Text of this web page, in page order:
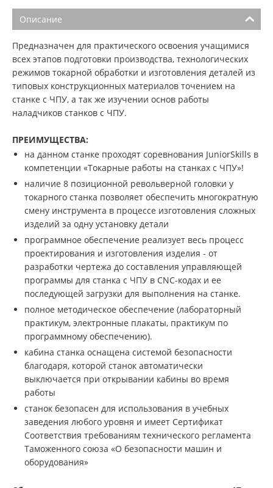
Описание
Предназначен для практического освоения учащимися
всех этапов подготовки производства, технологических
режимов токарной обработки и изготовления деталей из
типовых конструкционных материалов точением на
станке с ЧПУ, а так же изучении основ работы
наладчиков станков с ЧПУ.
ПРЕИМУЩЕСТВА:
на данном станке проходят соревнования JuniorSkills в
компетенции «Токарные работы на станках с ЧПУ»!
наличие 8 позиционной револьверной головки у
токарного станка позволяет обеспечить многократную
смену инструмента в процессе изготовления сложных
изделий за одну установку детали
программное обеспечение реализует весь процесс
проектирования и изготовления изделия - от
разработки чертежа до составления управляющей
программы для станка с ЧПУ в CNC-кодах и ее
последующей загрузки для выполнения на станке.
полное методическое обеспечение (лабораторный
практикум, электронные плакаты, практикум по
программному обеспечению).
кабина станка оснащена системой безопасности
благодаря, которой станок автоматически
выключается при открывании кабины во время
работы
станок безопасен для использования в учебных
заведения любого уровня и имеет Сертификат
Соответствия требованиям технического регламента
Таможенного союза «О безопасности машин и
оборудования»